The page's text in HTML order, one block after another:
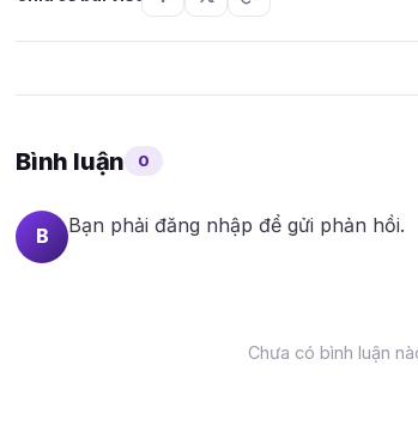
Bình luận 0
B Bạn phải đăng nhập để gửi phản hồi.
Chưa có bình luận